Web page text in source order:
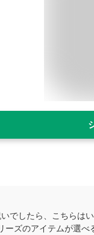
でしたら、こちらは
ーズのアイテムが選